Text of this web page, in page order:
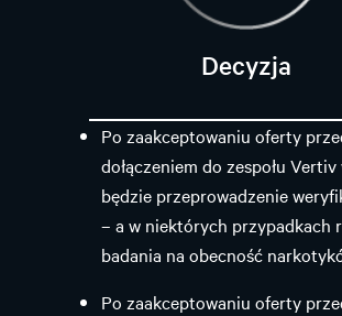
Decyzja
Po zaakceptowaniu oferty
dołączeniem do zespołu
będzie przeprowadzenie
– a w niektórych przypadkach
badania na obecność
Po zaakceptowaniu oferty